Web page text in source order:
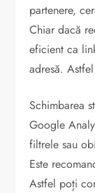
partenere,
Chiar dacă
eficient ca
adresă.
Schimbarea
Google
filtrele sau
Este
Astfel poți